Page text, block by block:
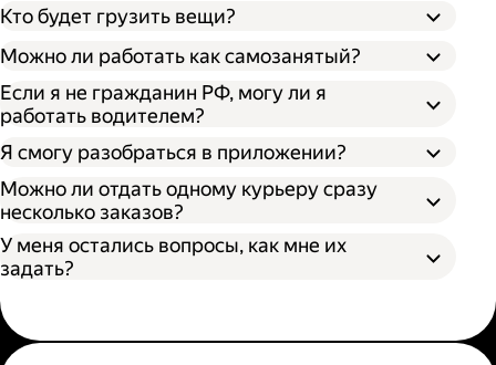
Кто будет грузить вещи?
Можно ли работать как самозанятый?
Если я не гражданин РФ, могу ли я
работать водителем?
Я смогу разобраться в приложении?
Можно ли отдать одному курьеру сразу
несколько заказов?
У меня остались вопросы, как мне их
задать?